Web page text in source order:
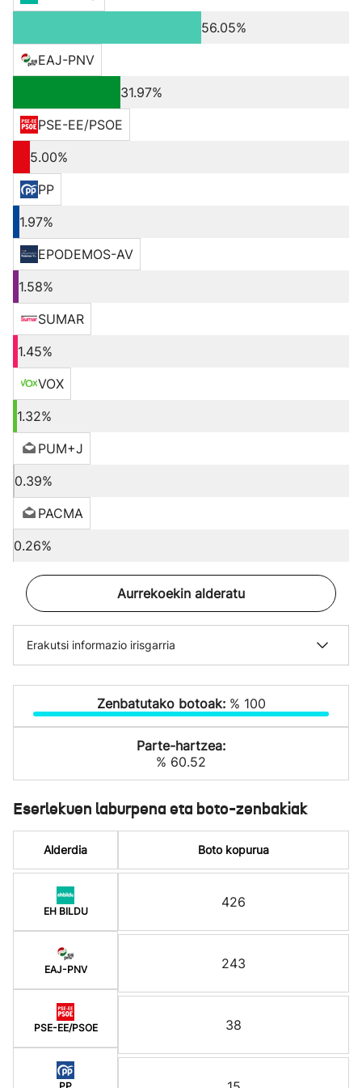
56.05%
EAJ-PNV
31.97%
PSE-EE/PSOE
5.00%
PP
1.97%
EPODEMOS-AV
1.58%
SUMAR
1.45%
VOX
1.32%
PUM+J
0.39%
PACMA
0.26%
Aurrekoekin alderatu
Erakutsi informazio irisgarria
Zenbatutako botoak: % 100
Parte-hartzea:
% 60.52
Eserlekuen laburpena eta boto-zenbakiak
Alderdia
EH BILDU
EAJ-PNV
PSE-EE/PSOE
PP
Boto kopurua
426
243
38